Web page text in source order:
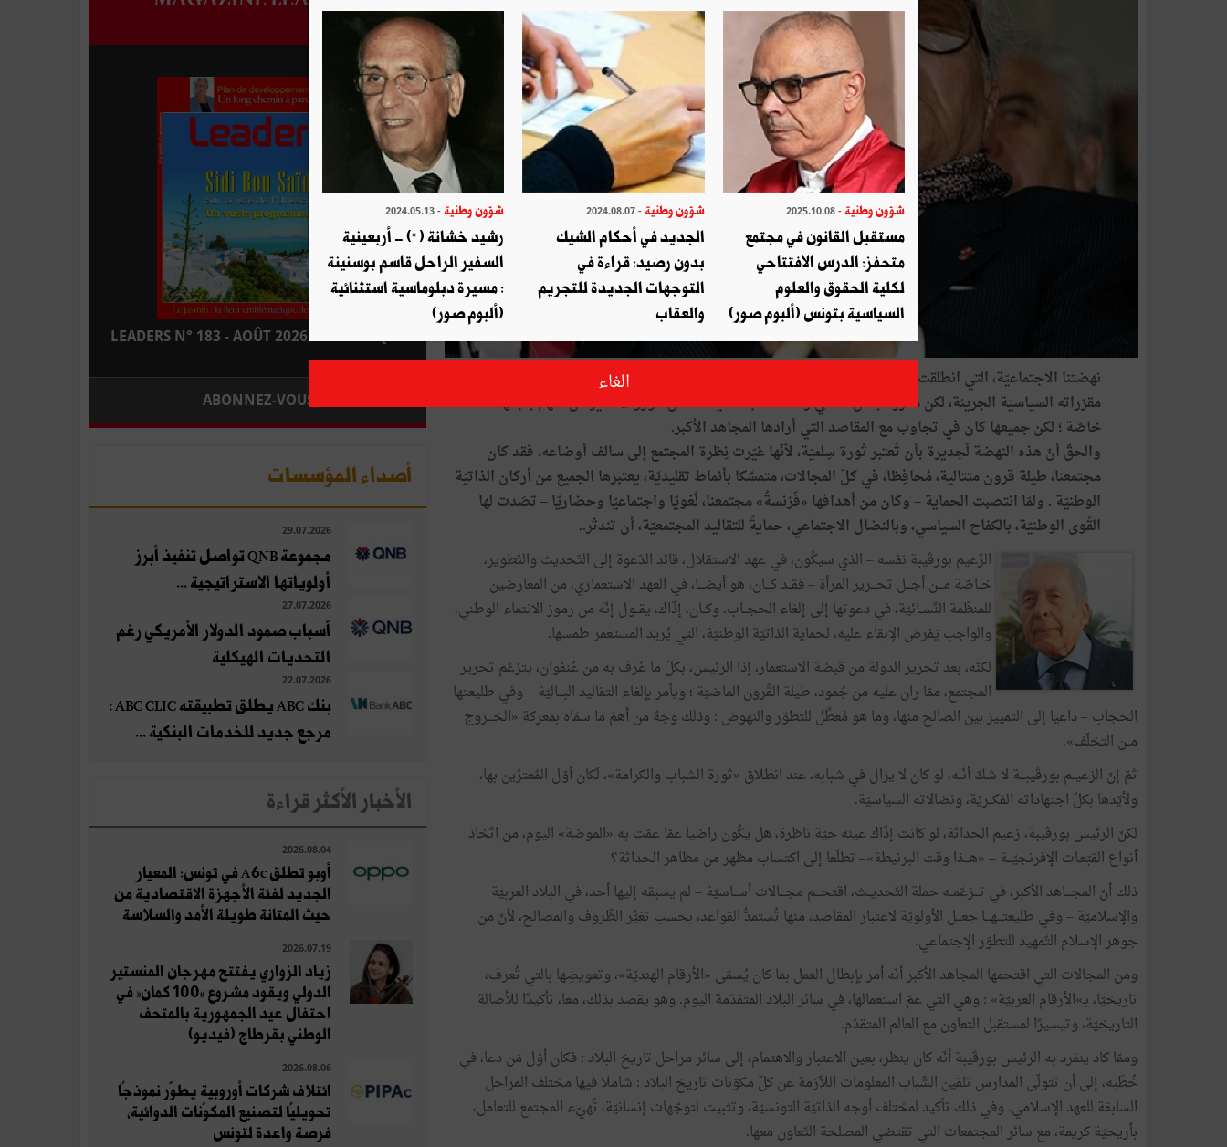
نهضتنا الاجتماعيّة، التي انطلقت إثر الاستقلال، كانت متولِّدة عن المبادىء التي نَهَج لها الرئيس بورڨيبة، من خلال
مقرّراته السياسيّة الجريئة، لكن معزَّزةً بعمل ثقافي رائد، تعاقبت عليه ثُلّة من الوزراء، تَميَّز كلّ منهم باجتهادات
خاصّة ؛ لكن جميعها كان في تجاوب مع المقاصد التي أرادها المجاهد الأكبر.
والحقّ أنّ هذه النهضة لَجديرة بأن تُعتبر ثورة سِلميّة، لأنّها غيّرت نِظرة المجتمع إلى سالف أوضاعه. فقد كان
مجتمعنا، طيلة قرون متتالية، مُحافِظا، في كلّ المجالات، متمسِّكا بأنماط تقليديّة، يعتبرها الجميع من أركان الذاتيّة
الوطنيّة . ولمّا انتصبت الحماية – وكان من أهدافها «فَرْنسةُ» مجتمعنا، لُغويّا واجتماعيّا وحضاريّا – تصَدت لها
القُوى الوطنيّة، بالكفاح السياسي، وبالنضال الاجتماعي، حمايةً للتقاليد المجتمعيّة، أن تندثر..
الزّعيم بورڨيبة نفسه – الذي سيكُون، في عهد الاستقلال، قائد الدّعوة إلى التّحديث والتّطوير،
خــاصّة مـــن أجـــل تحـــرير المرأة – فقــد كـــان، هو أيضـــا، في العهد الاستعماري، من المعارضين
للمنظّمة النِّســائيّة، في دعوتها إلى إلغاء الحجــاب. وكــان، إذّاك، يقــول إنّه من رموز الانتماء الوطني،
والواجب يَفرض الإبقاء عليه، لحماية الذاتيّة الوطنيّة، التي يُريد المستعمر طمسها.
لكنّه، بعد تحرير الدولة من قبضة الاستعمار، إذا الرئيس، بكلّ ما عُرف به من عُنفوان، يتزعّم تحرير
المجتمع، ممّا ران عليه من جُمود، طيلة القُرون الماضيّة ؛ ويأمر بإلغاء التقاليد البـــاليّة – وفي طليعتها
الحجاب – داعيا إلى التمييز بين الصالح منها، وما هو مُعطِّل للتطوّر والنهوض : وذلك وجهٌ من أهمّ ما سمّاه بمعركة «الخـــروج
مــن التخلّف».
ثمّ إنّ الزعيــم بورڨيبـــة لا شكّ أنّــه، لو كان لا يزال في شبابه، عند انطلاق «ثورة الشباب والكرامة»، لَكان أوّل المُعتزّين بها،
ولأيّدها بكلّ اجتهاداته الفكــريّة، ونضالاته السياسيّة.
لكنّ الرئيس بورڨيبة، زعيم الحداثة، لو كانت إذّاك عينه حيّة ناظرة، هل يكُون راضيا عمّا عمّت به «الموضة» اليوم، من اتّخاذ
أنواع القبّعـات الإفرنجيّـــة – «هـــذا وقت البرنيطة»– تطلّعا إلى اكتساب مظهر من مظاهر الحداثة؟
ذلك أنّ المجـــاهد الأكبر، في تـــزعّمــه حملة التّحديــث، اقتحـــم مجـــالات أســاسيّة – لم يسبقه إليها أحد، في البلاد العربيّة
والإسلاميّة – وفي طليعتـــهـــا جعـــل الأولويّة لاعتبار المقاصد، منها تُستمدُّ القواعد، بحسب تغيُّر الظّروف والمصالح، لأنّ من
جوهر الإسلام التّمهيد للتطوّر الإجتماعي.
ومن المجالات التي اقتحمها المجاهد الأكبر أنّه أمر بإبطال العمل بما كان يُسمّى «الأرقام الهنديّة»، وتعويضِها بالتي تُعرف،
تاريخيّا، بـ»الأرقام العربيّة» : وهي التي عمّ استعمالها، في سائر البلاد المتقدّمة اليوم. وهو يقصد بذلك، معا، تأكيدًا للأصالة
التاريخيّة، وتيسيرًا لمستقبل التعاون مع العالم المتقدّم.
وممّا كاد ينفرد به الرئيس بورڨيبة أنّه كان ينظر، بعين الاعتبار والاهتمام، إلى سائر مراحل تاريخ البلاد : فكان أوّل مَن دعا، في
خُطَبه، إلى أن تتولّى المدارس تلقين الشّباب المعلومات اللاّزمة عن كلّ مكوّنات تاريخ البلاد : شاملا فيها مختلف المراحل
السابقة للعهد الإسلامي. وفي ذلك تأكيد لمختلف أوجه الذاتيّة التونسيّة، وتثبيت لتوجّهات إنسانيّة، تُهيّء المجتمع للتعامل،
بأريحيّة كريمة، مع سائر المجتمعات التي تقتضي المصلحة التّعاون معها.
LEADERS N° 183 - AOÛT 2026 : EN KIOSQUE
ABONNEZ-VOUS
أصداء المؤسسات
29.07.2026
مجموعة QNB تواصل تنفيذ أبرز
أولوياتها الاستراتيجية ...
27.07.2026
أسباب صمود الدولار الأمريكي رغم
التحديات الهيكلية
22.07.2026
بنك ABC يطلق تطبيقته ABC CLIC :
مرجع جديد للخدمات البنكية ...
الأخبار الأكثر قراءة
2026.08.04
أوبو تطلق A6c في تونس: المعيار
الجديد لفئة الأجهزة الاقتصادية من
حيث المتانة طويلة الأمد والسلاسة
2026.07.19
زياد الزواري يفتتح مهرجان المنستير
الدولي ويقود مشروع «100 كمان» في
احتفال عيد الجمهورية بالمتحف
الوطني بقرطاج (فيديو)
2026.08.06
ائتلاف شركات أوروبية يطوّر نموذجًا
تحويليًا لتصنيع المكوّنات الدوائية،
فرصة واعدة لتونس
شؤون وطنية - 2025.10.08
مستقبل القانون في مجتمع
متحفز: الدرس الافتتاحي
لكلية الحقوق والعلوم
السياسية بتونس (ألبوم صور)
شؤون وطنية - 2024.08.07
الجديد في أحكام الشيك
بدون رصيد: قراءة في
التوجهات الجديدة للتجريم
والعقاب
شؤون وطنية- 2024.05.13
رشيد خشانة (*) - أربعينية
السفير الراحل قاسم بوسنينة
: مسيرة دبلوماسية استثنائية
(ألبوم صور)
الغاء